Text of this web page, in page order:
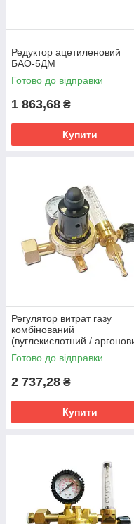
Редуктор ацетиленовий
БАО-5ДМ
Готово до відправки
1 863,68 ₴
Купити
Регулятор витрат газу
комбінований
(вуглекислотний /
АР-40/У-30-2ДМ
Готово до відправки
2 737,28 ₴
Купити